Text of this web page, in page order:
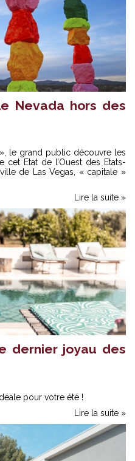
Nevada hors des
le grand public découvre les
Etat de l’Ouest des Etats-
de Las Vegas, « capitale »
Lire la suite »
dernier joyau des
pour votre été !
Lire la suite »